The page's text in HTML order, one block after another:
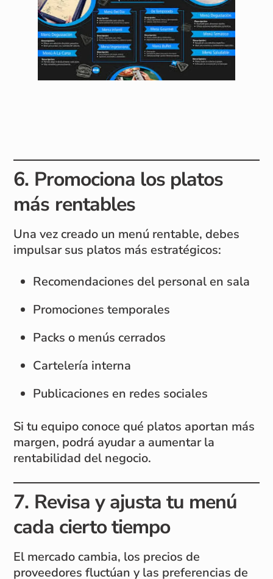
6. Promociona los platos
más rentables
Una vez creado un menú rentable, debes
impulsar sus platos más estratégicos:
Recomendaciones del personal en sala
Promociones temporales
Packs o menús cerrados
Cartelería interna
Publicaciones en redes sociales
Si tu equipo conoce qué platos aportan más
margen, podrá ayudar a aumentar la
rentabilidad del negocio.
7. Revisa y ajusta tu menú
cada cierto tiempo
El mercado cambia, los precios de
proveedores fluctúan y las preferencias de